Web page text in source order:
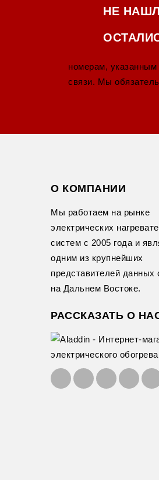
НЕ
номерам, указанным
связи. Мы
О КОМПАНИИ
Мы работаем на рынке
электрических
систем с 2005 года и
одним из крупнейших
представителей данных
на Дальнем Востоке.
РАССКАЗАТЬ О